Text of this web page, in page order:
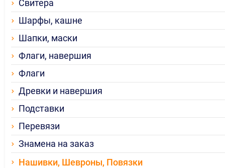
Свитера
Шарфы, кашне
Шапки, маски
Флаги, навершия
Флаги
Древки и навершия
Подставки
Перевязи
Знамена на заказ
Нашивки, Шевроны, Повязки